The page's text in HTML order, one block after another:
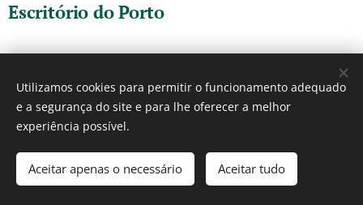
Escritório do Porto
4100-359 Porto
António Falé de Carvalho Cookies
Utilizamos cookies para permitir o funcionamento adequado
e a segurança do site e para lhe oferecer a melhor
experiência possível.
Aceitar apenas o necessário Aceitar tudo